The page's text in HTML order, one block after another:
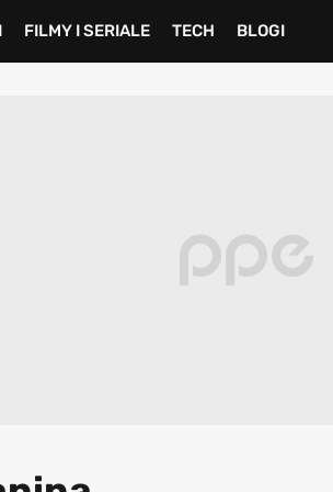
FILMY I SERIALE TECH BLOGI